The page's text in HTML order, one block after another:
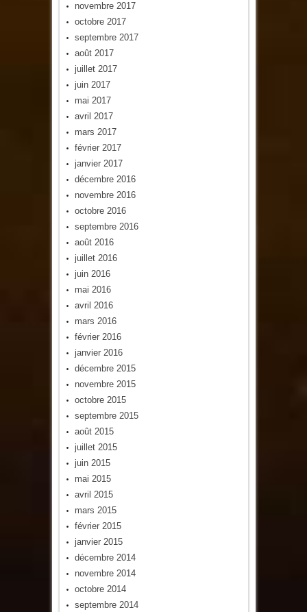
novembre 2017
octobre 2017
septembre 2017
août 2017
juillet 2017
juin 2017
mai 2017
avril 2017
mars 2017
février 2017
janvier 2017
décembre 2016
novembre 2016
octobre 2016
septembre 2016
août 2016
juillet 2016
juin 2016
mai 2016
avril 2016
mars 2016
février 2016
janvier 2016
décembre 2015
novembre 2015
octobre 2015
septembre 2015
août 2015
juillet 2015
juin 2015
mai 2015
avril 2015
mars 2015
février 2015
janvier 2015
décembre 2014
novembre 2014
octobre 2014
septembre 2014